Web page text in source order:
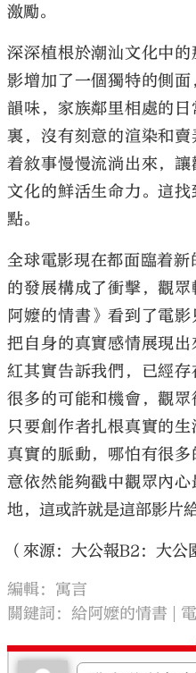
激勵。
深深植根於潮汕文化中
影增加了一個獨特的側
韻味，家族鄰里相處的
裏，沒有刻意的渲染和
着敘事慢慢流淌出來，
文化的鮮活生命力。這
點。
全球電影現在都面臨着
的發展構成了衝擊，觀
阿嬤的情書》看到了電影
把自身的真實感情展現
紅其實告訴我們，已經
很多的可能和機會，觀眾
只要創作者扎根真實的
真實的脈動，哪怕有很
意依然能夠戳中觀眾內
地，這或許就是這部影片
（來源：大公報B2：大
編輯：寓言
關鍵詞： 給阿嬤的情書